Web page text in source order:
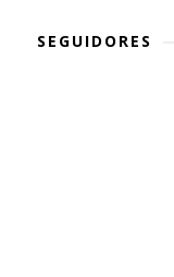
SEGUIDORES